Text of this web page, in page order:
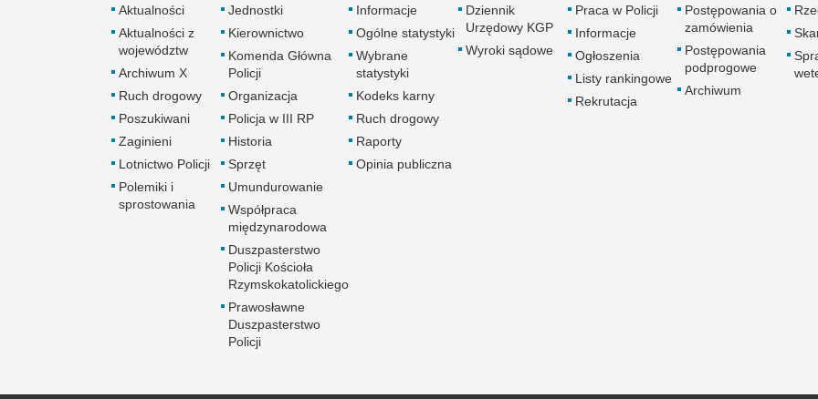
Aktualności
Aktualności z
województw
Archiwum X
Ruch drogowy
Poszukiwani
Zaginieni
Lotnictwo Policji
Polemiki i
sprostowania
Jednostki
Kierownictwo
Komenda Główna
Policji
Organizacja
Policja w III RP
Historia
Sprzęt
Umundurowanie
Współpraca
międzynarodowa
Duszpasterstwo
Policji Kościoła
Rzymskokatolickiego
Prawosławne
Duszpasterstwo
Policji
Informacje
Ogólne statystyki
Wybrane
statystyki
Kodeks karny
Ruch drogowy
Raporty
Opinia publiczna
Dziennik
Urzędowy KGP
Wyroki sądowe
Praca w Policji
Informacje
Ogłoszenia
Listy rankingowe
Rekrutacja
Postępowania o
zamówienia
Postępowania
podprogowe
Archiwum